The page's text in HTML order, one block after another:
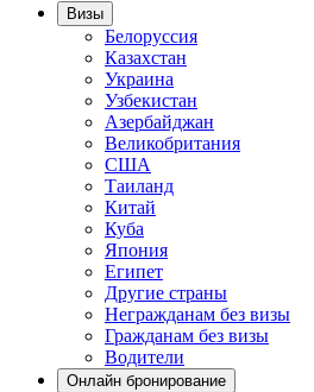
Визы
Белоруссия
Казахстан
Украина
Узбекистан
Азербайджан
Великобритания
США
Таиланд
Китай
Куба
Япония
Египет
Другие страны
Негражданам без визы
Гражданам без визы
Водители
Онлайн бронирование